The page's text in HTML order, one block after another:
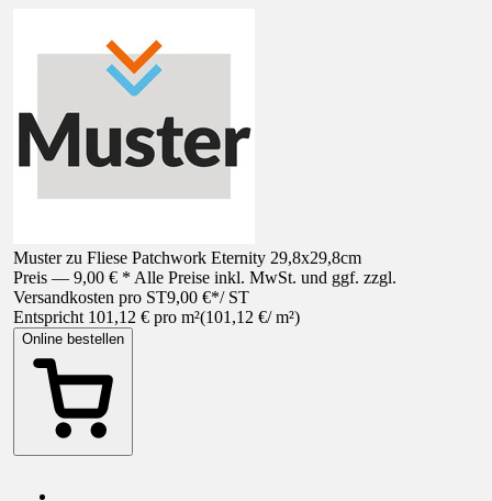
Muster zu Fliese Patchwork Eternity 29,8x29,8cm
Preis — 9,00 € * Alle Preise inkl. MwSt. und ggf. zzgl.
Versandkosten pro ST9,00 €*/ ST
Entspricht 101,12 € pro m²(101,12 €/ m²)
Online bestellen